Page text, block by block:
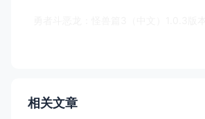
相关文章